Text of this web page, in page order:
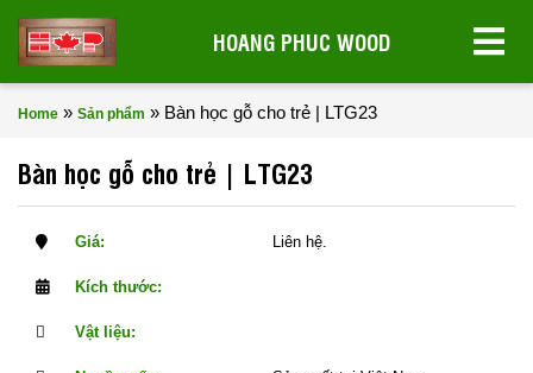
HOANG PHUC WOOD
Home » Sản phẩm » Bàn học gỗ cho trẻ | LTG23
Bàn học gỗ cho trẻ | LTG23
Giá: Liên hệ.
Kích thước:
Vật liệu: